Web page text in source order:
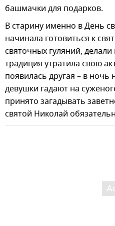
башмачки для подарков.
В старину именно в День
начинала готовиться к
святочных гуляний, делали
традиция утратила свою
появилась другая – в ночь
девушки гадают на
принято загадывать
святой Николай